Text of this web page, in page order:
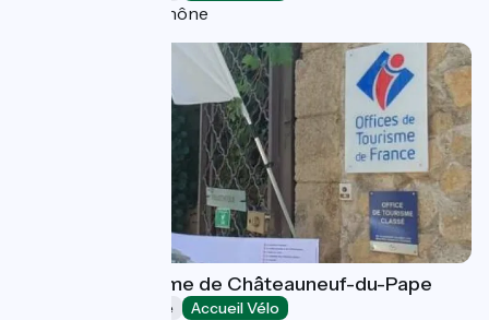
Tournon-sur-Rhône
Office de Tourisme de Châteauneuf-du-Pape
Offices de Tourisme Accueil Vélo